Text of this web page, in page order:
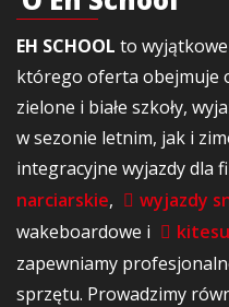
EH SCHOOL to
którego oferta obejmuje
zielone i białe szkoły,
w sezonie letnim, jak i
integracyjne wyjazdy dla
narciarskie, wyjazdy
wakeboardowe i
zapewniamy
sprzętu. Prowadzimy